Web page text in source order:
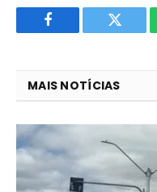
Facebook Twitter
MAIS NOTÍCIAS